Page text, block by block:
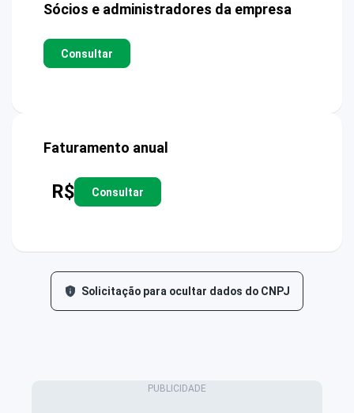
Sócios e administradores da empresa
Consultar
Faturamento anual
R$ Consultar
Solicitação para ocultar dados do CNPJ